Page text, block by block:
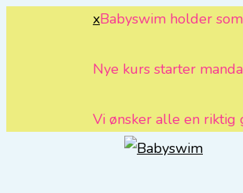
xBabyswim holder
Nye kurs starter
Vi ønsker alle en riktig